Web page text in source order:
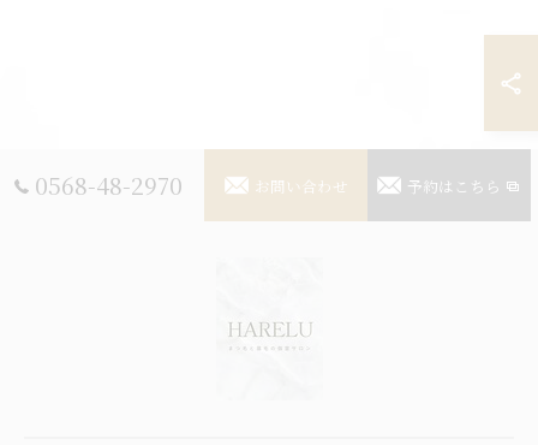
0568-48-2970 お問い合わせ 予約はこちら